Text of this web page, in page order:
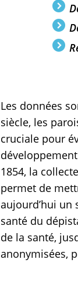
Les données
siècle, les
cruciale pour
1854, la
permet de
aujourd’hui un
santé du
de la santé,
anonymisées,